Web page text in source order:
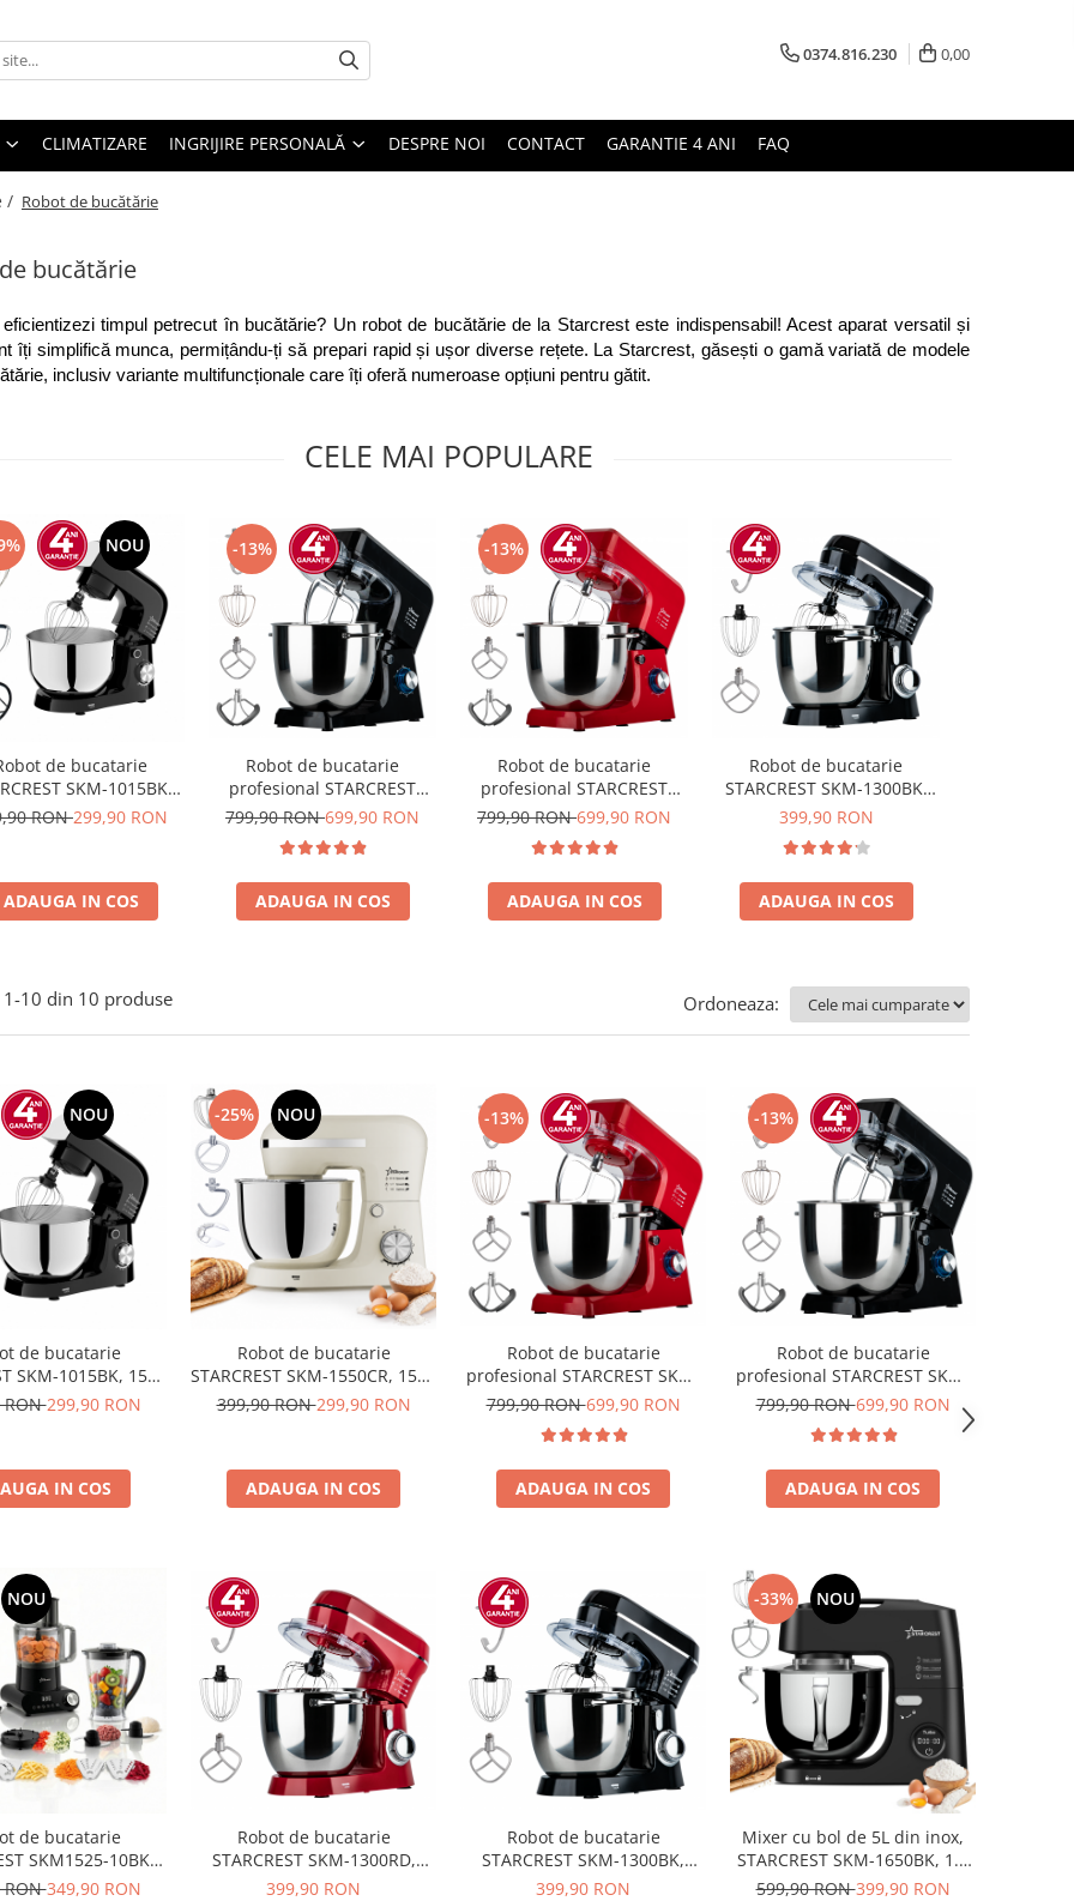
0374.816.230 0,00
CLIMATIZARE INGRIJIRE PERSONALĂ DESPRE NOI CONTACT GARANTIE 4 ANI FAQ
/ Robot de bucătărie
bucătărie
timpul petrecut în bucătărie? Un robot de bucătărie de la Starcrest este indispensabil! Acest aparat versatil și
îți simplifică munca, permițându-ți să prepari rapid și ușor diverse rețete. La Starcrest, găsești o gamă variată de modele
inclusiv variante multifuncționale care îți oferă numeroase opțiuni pentru gătit.
CELE MAI POPULARE
NOU
de bucatarie
SKM-1015BK,
W, Bol 4.5 L Inox, 5
RON299,90 RON
ADAUGA IN COS
-13%
Robot de bucatarie
profesional STARCREST
SKM-2002BK, 2000 W, Bol
Viteze + Pulse, Angrenaje
metalice, Negru
799,90 RON699,90 RON
ADAUGA IN COS
-13%
Robot de bucatarie
profesional STARCREST
SKM-2002RD, 2000 W, Bol
Viteze + Pulse, Angrenaje
metalice, Rosu
799,90 RON699,90 RON
ADAUGA IN COS
Robot de bucatarie
STARCREST SKM-1300BK,
1300W, Bol 5.2 L Inox, 4
Angrenaje metalice, Negru
399,90 RON
ADAUGA IN COS
1-10 din 10 produse Ordoneaza:
NOU
de bucatarie
SKM-1015BK, 1500
L Inox, 5 Accesorii,
RON299,90 RON
IN COS
-25% NOU
Robot de bucatarie
STARCREST SKM-1550CR, 1500
W, Bol 5 L Inox, 4 Accesorii, 10
399,90 RON299,90 RON
ADAUGA IN COS
-13%
Robot de bucatarie
profesional STARCREST SKM-
2002RD, 2000 W, Bol 10 L Inox,
Angrenaje metalice, Rosu
799,90 RON699,90 RON
ADAUGA IN COS
-13%
Robot de bucatarie
profesional STARCREST SKM-
2002BK, 2000 W, Bol 10 L Inox,
5 Accesorii, 6 Viteze + Pulse,
Angrenaje metalice, Negru
799,90 RON699,90 RON
ADAUGA IN COS
NOU
de bucatarie
SKM1525-10BK,
2.5 L, 10 Accesorii,
RON349,90 RON
Robot de bucatarie
STARCREST SKM-1300RD,
1300W, Bol 5.2 L Inox, 4
399,90 RON
Robot de bucatarie
STARCREST SKM-1300BK,
1300W, Bol 5.2 L Inox, 4
399,90 RON
-33% NOU
Mixer cu bol de 5L din inox,
STARCREST SKM-1650BK, 1.5
kg aluat, putere 1600W, 3
599,90 RON399,90 RON